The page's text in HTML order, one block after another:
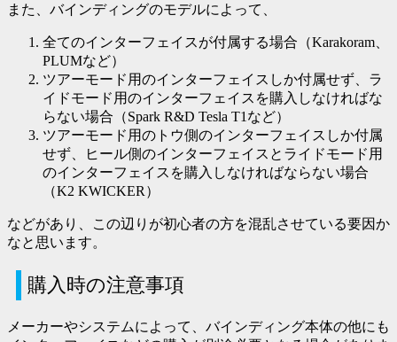
また、バインディングのモデルによって、
全てのインターフェイスが付属する場合 （Karakoram、
PLUMなど）
ツアーモード用のインターフェイスしか付属せず、 ラ
イドモード用のインターフェイスを購入しなければな
らない場合 （Spark R&D Tesla T1など）
ツアーモード用のトウ側のインターフェイスしか付属
せず、
ヒール側のインターフェイスとライドモード用
のインターフェイスを購入しなければならない場合
（K2 KWICKER）
などがあり、この辺りが初心者の方を混乱させている要因か
なと思います。
購入時の注意事項
メーカーやシステムによって、バインディング本体の他にも